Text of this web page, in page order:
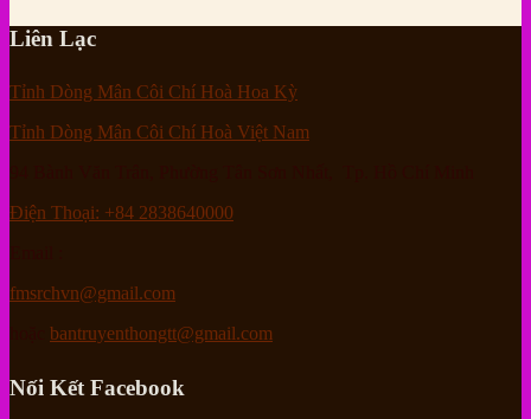
Liên Lạc
Tỉnh Dòng Mân Côi Chí Hoà Hoa Kỳ
Tỉnh Dòng Mân Côi Chí Hoà Việt Nam
Điện Thoại: +84 2838640000
fmsrchvn@gmail.com
bantruyenthongtt@gmail.com
Nối Kết Facebook